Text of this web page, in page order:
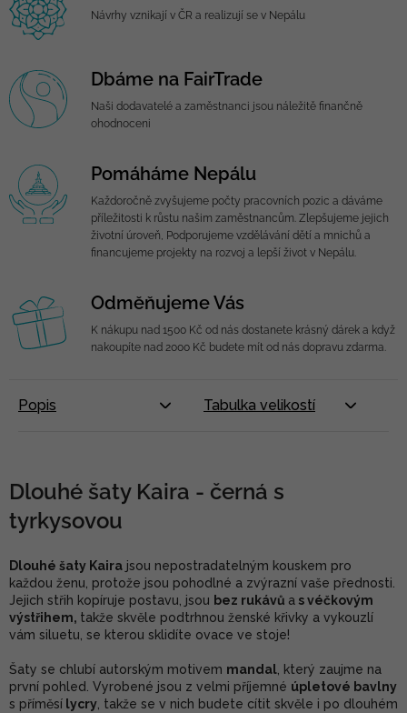
Návrhy vznikají v ČR a realizují se v Nepálu
Dbáme na FairTrade
Naši dodavatelé a zaměstnanci jsou náležitě finančně
ohodnoceni
Pomáháme Nepálu
Každoročně zvyšujeme počty pracovních pozic a dáváme
příležitosti k růstu našim zaměstnancům. Zlepšujeme jejich
životní úroveň, Podporujeme vzdělávání dětí a mnichů a
financujeme projekty na rozvoj a lepší život v Nepálu.
Odměňujeme Vás
K nákupu nad 1500 Kč od nás dostanete krásný dárek a když
nakoupíte nad 2000 Kč budete mít od nás dopravu zdarma.
Popis Tabulka velikostí
Dlouhé šaty Kaira - černá s
tyrkysovou
Dlouhé šaty Kaira jsou nepostradatelným kouskem pro
každou ženu, protože jsou pohodlné a zvýrazní vaše přednosti.
Jejich střih kopíruje postavu, jsou bez rukávů a s véčkovým
výstřihem, takže skvěle podtrhnou ženské křivky a vykouzlí
vám siluetu, se kterou sklidíte ovace ve stoje!
Šaty se chlubí autorským motivem mandal , který zaujme na
první pohled. Vyrobené jsou z velmi příjemné úpletové bavlny
s příměsí lycry , takže se v nich budete cítit skvěle i po dlouhém